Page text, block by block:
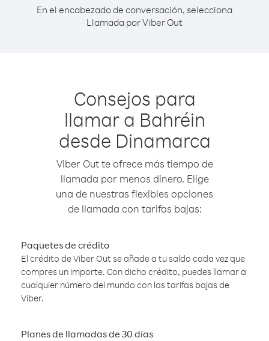
En el encabezado de conversación, selecciona
Llamada por Viber Out
Consejos para
llamar a Bahréin
desde Dinamarca
Viber Out te ofrece más tiempo de
llamada por menos dinero. Elige
una de nuestras flexibles opciones
de llamada con tarifas bajas:
Paquetes de crédito
El crédito de Viber Out se añade a tu saldo cada vez que
compres un importe. Con dicho crédito, puedes llamar a
cualquier número del mundo con las tarifas bajas de
Viber.
Planes de llamadas de 30 días